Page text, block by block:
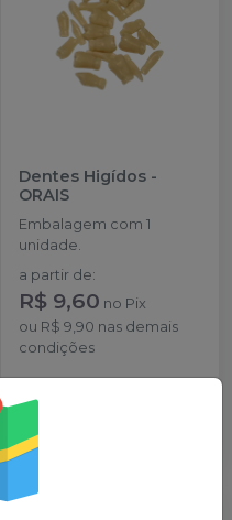
Dentes Higídos -
ORAIS
Embalagem com 1
unidade.
a partir de:
R$ 9,60 no Pix
ou R$ 9,90 nas demais
condições